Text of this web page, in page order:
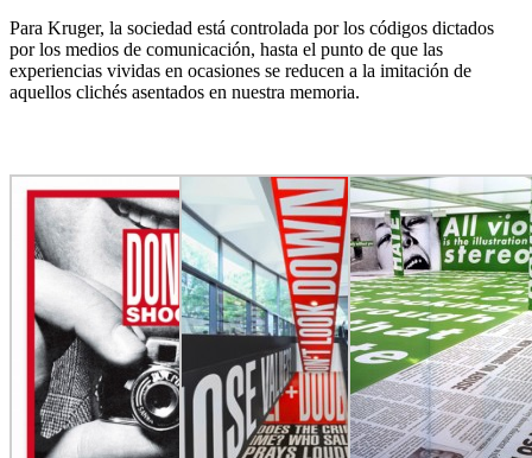
Para Kruger, la sociedad está controlada por los códigos dictados
por los medios de comunicación, hasta el punto de que las
experiencias vividas en ocasiones se reducen a la imitación de
aquellos clichés asentados en nuestra memoria.